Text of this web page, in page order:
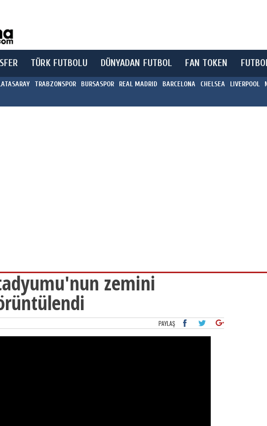
TÜRK FUTBOLU DÜNYADAN FUTBOL FAN TOKEN
TRABZONSPOR BURSASPOR REAL MADRID BARCELONA CHELSEA LIVERPOOL
zemini
PAYLAŞ